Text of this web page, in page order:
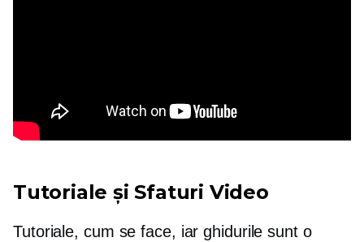
Tutoriale și Sfaturi Video
Tutoriale, cum se face, iar ghidurile sunt o